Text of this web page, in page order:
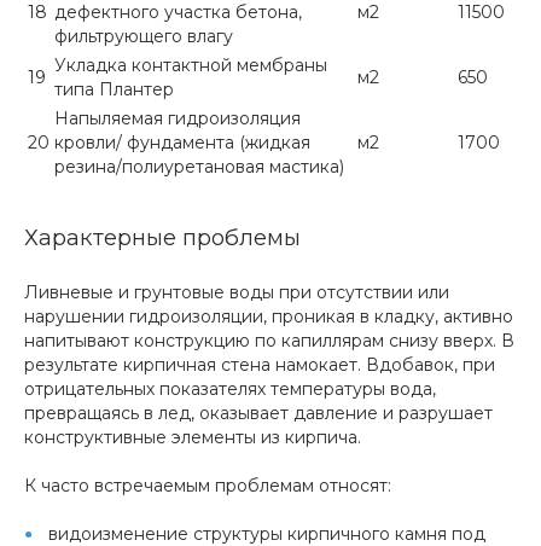
18 дефектного участка бетона,
фильтрующего влагу
м2 11500
19
Укладка контактной мембраны
типа Плантер
м2 650
20
Напыляемая гидроизоляция
кровли/ фундамента (жидкая
резина/полиуретановая мастика)
м2 1700
Характерные проблемы
Ливневые и грунтовые воды при отсутствии или
нарушении гидроизоляции, проникая в кладку, активно
напитывают конструкцию по капиллярам снизу вверх. В
результате кирпичная стена намокает. Вдобавок, при
отрицательных показателях температуры вода,
превращаясь в лед, оказывает давление и разрушает
конструктивные элементы из кирпича.
К часто встречаемым проблемам относят:
видоизменение структуры кирпичного камня под